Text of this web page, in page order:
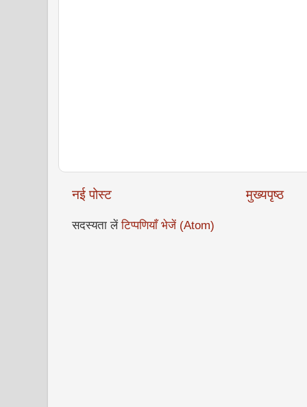
नई पोस्ट मुख्यपृष्ठ
सदस्यता लेंटिप्पणियाँ भेजें (Atom)